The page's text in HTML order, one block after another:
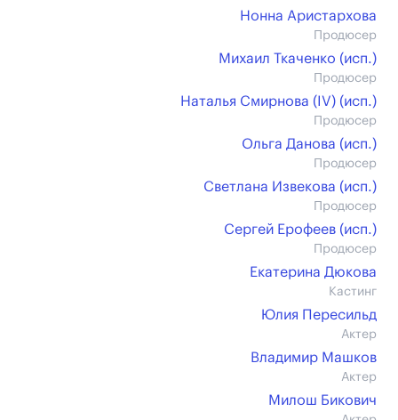
Нонна Аристархова
Продюсер
Михаил Ткаченко (иcп.)
Продюсер
Наталья Смирнова (IV) (иcп.)
Продюсер
Ольга Данова (иcп.)
Продюсер
Светлана Извекова (иcп.)
Продюсер
Сергей Ерофеев (иcп.)
Продюсер
Екатерина Дюкова
Кастинг
Юлия Пересильд
Актер
Владимир Машков
Актер
Милош Бикович